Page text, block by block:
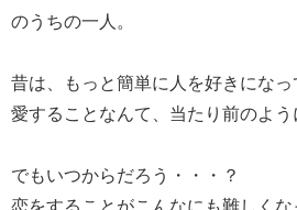
のうちの一人。
昔は、もっと簡単に人を好きになっ
愛することなんて、当たり前のよう
でもいつからだろう・・・？
恋をすることがこんなにも難しくな